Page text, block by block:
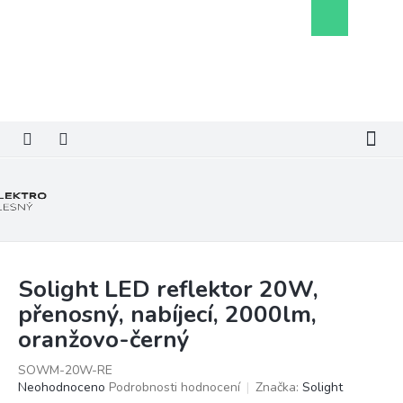
košík
Solight LED reflektor 20W,
přenosný, nabíjecí, 2000lm,
oranžovo-černý
SOWM-20W-RE
Průměrné
Neohodnoceno Podrobnosti hodnocení Značka: Solight